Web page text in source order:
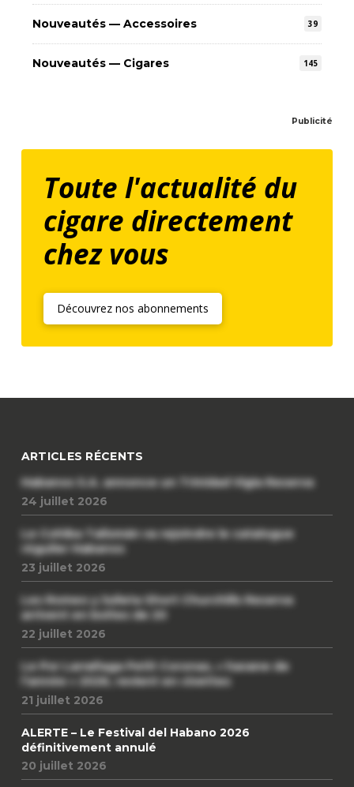
Nouveautés — Accessoires 39
Nouveautés — Cigares 145
Publicité
Toute l'actualité du
cigare directement
chez vous
Découvrez nos abonnements
ARTICLES RÉCENTS
Habanos S.A. annonce un Trinidad Vigia Reserva
24 juillet 2026
Le Cohiba Talismán va rejoindre le catalogue
régulier Habanos
23 juillet 2026
Les Romeo y Julieta Short Churchills Reserva
arrivent en boîtes de 20
22 juillet 2026
Le Por Larrañaga Petit Coronas, « havane de
l’année » 2026, revient en civettes
21 juillet 2026
ALERTE – Le Festival del Habano 2026
définitivement annulé
20 juillet 2026